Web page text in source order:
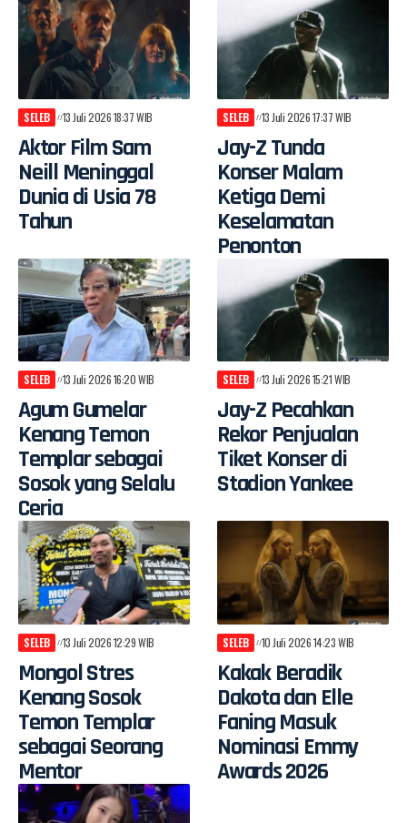
SELEB 13 Juli 2026 18:37 WIB
Aktor Film Sam
Neill Meninggal
Dunia di Usia 78
Tahun
SELEB 13 Juli 2026 17:37 WIB
Jay-Z Tunda
Konser Malam
Ketiga Demi
Keselamatan
Penonton
SELEB 13 Juli 2026 16:20 WIB
Agum Gumelar
Kenang Temon
Templar sebagai
Sosok yang Selalu
Ceria
SELEB 13 Juli 2026 15:21 WIB
Jay-Z Pecahkan
Rekor Penjualan
Tiket Konser di
Stadion Yankee
SELEB 13 Juli 2026 12:29 WIB
Mongol Stres
Kenang Sosok
Temon Templar
sebagai Seorang
Mentor
SELEB 10 Juli 2026 14:23 WIB
Kakak Beradik
Dakota dan Elle
Faning Masuk
Nominasi Emmy
Awards 2026